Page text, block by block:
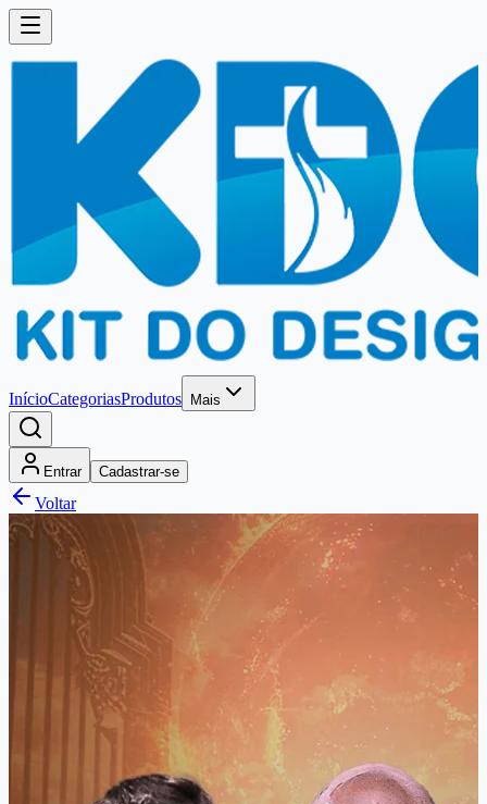
InícioCategoriasProdutos Mais
Entrar Cadastrar-se
Voltar